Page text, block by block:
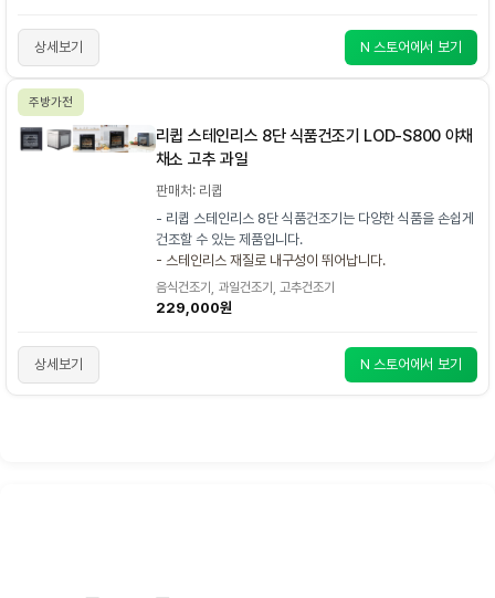
상세보기 N 스토어에서 보기
주방가전
리큅 스테인리스 8단 식품건조기 LOD-S800 야채
채소 고추 과일
판매처: 리큅
- 리큅 스테인리스 8단 식품건조기는 다양한 식품을 손쉽게
건조할 수 있는 제품입니다.
- 스테인리스 재질로 내구성이 뛰어납니다.
음식건조기, 과일건조기, 고추건조기
229,000원
상세보기 N 스토어에서 보기